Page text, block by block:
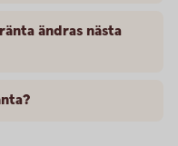
ändras nästa